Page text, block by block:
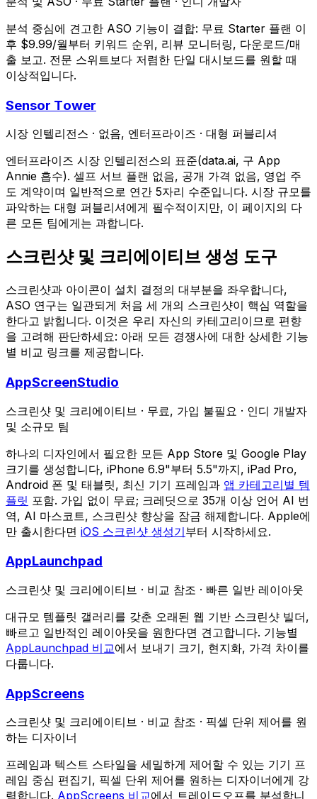
분석 중심에 견고한 ASO 기능이 결합: 무료 Starter 플랜 이
후 $9.99/월부터 키워드 순위, 리뷰 모니터링, 다운로드/매
출 보고. 전문 스위트보다 저렴한 단일 대시보드를 원할 때
이상적입니다.
Sensor Tower
시장 인텔리전스 · 없음, 엔터프라이즈 · 대형 퍼블리셔
엔터프라이즈 시장 인텔리전스의 표준(data.ai, 구 App
Annie 흡수). 셀프 서브 플랜 없음, 공개 가격 없음, 영업 주
도 계약이며 일반적으로 연간 5자리 수준입니다. 시장 규모를
파악하는 대형 퍼블리셔에게 필수적이지만, 이 페이지의 다
른 모든 팀에게는 과합니다.
스크린샷 및 크리에이티브 생성 도구
스크린샷과 아이콘이 설치 결정의 대부분을 좌우합니다,
ASO 연구는 일관되게 처음 세 개의 스크린샷이 핵심 역할을
한다고 밝힙니다. 이것은 우리 자신의 카테고리이므로 편향
을 고려해 판단하세요: 아래 모든 경쟁사에 대한 상세한 기능
별 비교 링크를 제공합니다.
AppScreenStudio
스크린샷 및 크리에이티브 · 무료, 가입 불필요 · 인디 개발자
및 소규모 팀
하나의 디자인에서 필요한 모든 App Store 및 Google Play
크기를 생성합니다, iPhone 6.9"부터 5.5"까지, iPad Pro,
Android 폰 및 태블릿, 최신 기기 프레임과 앱 카테고리별 템
플릿 포함. 가입 없이 무료; 크레딧으로 35개 이상 언어 AI 번
역, AI 마스코트, 스크린샷 향상을 잠금 해제합니다. Apple에
만 출시한다면 iOS 스크린샷 생성기부터 시작하세요.
AppLaunchpad
스크린샷 및 크리에이티브 · 비교 참조 · 빠른 일반 레이아웃
대규모 템플릿 갤러리를 갖춘 오래된 웹 기반 스크린샷 빌더,
빠르고 일반적인 레이아웃을 원한다면 견고합니다. 기능별
AppLaunchpad 비교에서 보내기 크기, 현지화, 가격 차이를
다룹니다.
AppScreens
스크린샷 및 크리에이티브 · 비교 참조 · 픽셀 단위 제어를 원
하는 디자이너
프레임과 텍스트 스타일을 세밀하게 제어할 수 있는 기기 프
레임 중심 편집기, 픽셀 단위 제어를 원하는 디자이너에게 강
력합니다. AppScreens 비교에서 트레이드오프를 분석합니